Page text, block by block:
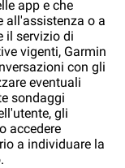
app e che
all'assistenza o a
il servizio di
vigenti, Garmin
con gli
eventuali
sondaggi
gli
accedere
a individuare la